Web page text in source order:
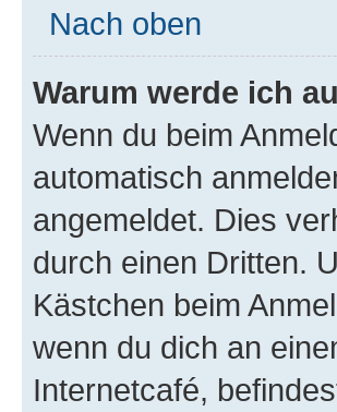
Nach oben
Warum werde ich
Wenn du beim
automatisch
angemeldet. Dies
durch einen Dritten.
Kästchen beim
wenn du dich an
Internetcafé,